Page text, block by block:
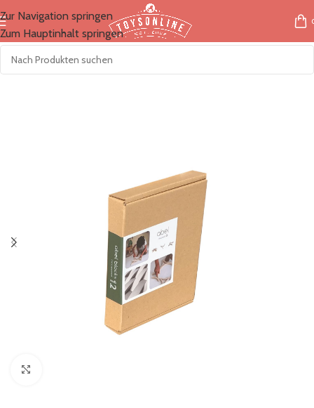
Zur Navigation springen
Zum Hauptinhalt springen
Start/Marken/Abel